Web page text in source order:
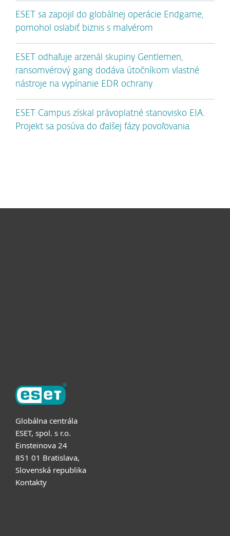
ESET sa zapojil do globálnej operácie Endgame,
pomohol oslabiť biznis s malvérom
ESET odhaľuje arzenál skupiny Gentlemen,
ransomvérový gang dodáva útočníkom vlastné
nástroje na vypínanie EDR ochrany
ESET Campus získal právoplatné stanovisko EIA.
Projekt sa posúva do ďalšej fázy povoľovania
Globálna centrála
ESET, spol. s r.o.
Einsteinova 24
851 01 Bratislava,
Slovenská republika
Kontakty